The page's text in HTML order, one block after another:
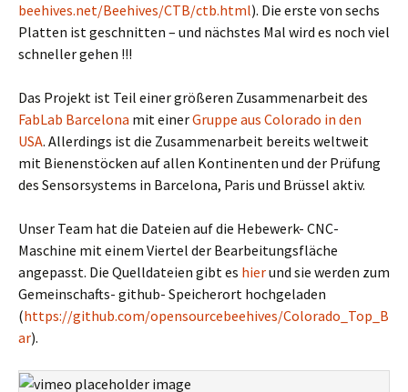
beehives.net/Beehives/CTB/ctb.html). Die erste von sechs
Platten ist geschnitten – und nächstes Mal wird es noch viel
schneller gehen !!!
Das Projekt ist Teil einer größeren Zusammenarbeit des
FabLab Barcelona mit einerGruppe aus Colorado in den
USA. Allerdings ist die Zusammenarbeit bereits weltweit
mit Bienenstöcken auf allen Kontinenten und der Prüfung
des Sensorsystems in Barcelona, Paris und Brüssel aktiv.
Unser Team hat die Dateien auf die Hebewerk- CNC-
Maschine mit einem Viertel der Bearbeitungsfläche
angepasst. Die Quelldateien gibt es hierund sie werden zum
Gemeinschafts- github- Speicherort hochgeladen
(https://github.com/opensourcebeehives/Colorado_Top_B
ar).